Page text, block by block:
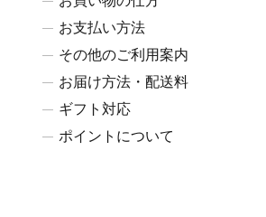
お支払い方法
その他のご利用案内
お届け方法・配送料
ギフト対応
ポイントについて